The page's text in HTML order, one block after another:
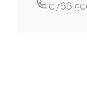
0766